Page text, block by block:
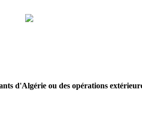
d'Algérie ou des opérations